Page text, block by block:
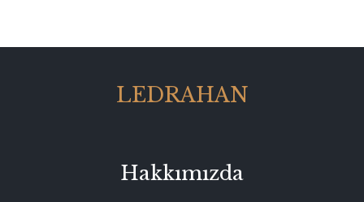
LEDRAHAN
Hakkımızda